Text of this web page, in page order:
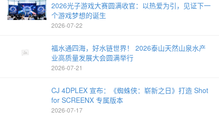
2026光子游戏大赛圆满收官：以热爱为引，见证下一
个游戏梦想的诞生
2026-07-22
福水通四海，好水链世界！ 2026泰山天然山泉水产
业高质量发展大会圆满举行
2026-07-21
CJ 4DPLEX 宣布：《蜘蛛侠：崭新之日》打造 Shot
for SCREENX 专属版本
2026-07-17